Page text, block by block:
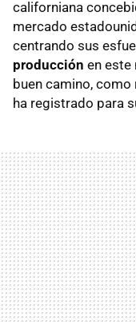
californiana
mercado
centrando sus
producción en este
buen camino, como
ha registrado para